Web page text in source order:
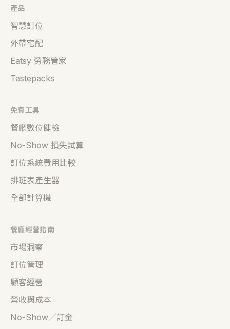
產品
智慧訂位
外帶宅配
Eatsy 勞務管家
Tastepacks
免費工具
餐廳數位健檢
No-Show 損失試算
訂位系統費用比較
排班表產生器
全部計算機
餐廳經營指南
市場洞察
訂位管理
顧客經營
營收與成本
No-Show／訂金